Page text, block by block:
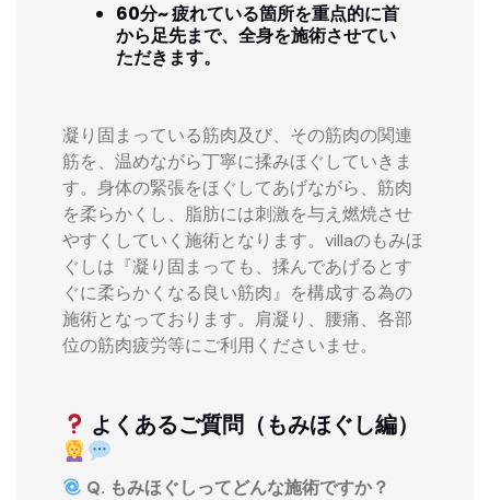
60分~ 疲れている箇所を重点的に首
から足先まで、全身を施術させてい
ただきます。
凝り固まっている筋肉及び、その筋肉の関連
筋を、温めながら丁寧に揉みほぐしていきま
す。身体の緊張をほぐしてあげながら、筋肉
を柔らかくし、脂肪には刺激を与え燃焼させ
やすくしていく施術となります。villaのもみほ
ぐしは『凝り固まっても、揉んであげるとす
ぐに柔らかくなる良い筋肉』を構成する為の
施術となっております。肩凝り、腰痛、各部
位の筋肉疲労等にご利用くださいませ。
よくあるご質問（もみほぐし編）
Q. もみほぐしってどんな施術ですか？